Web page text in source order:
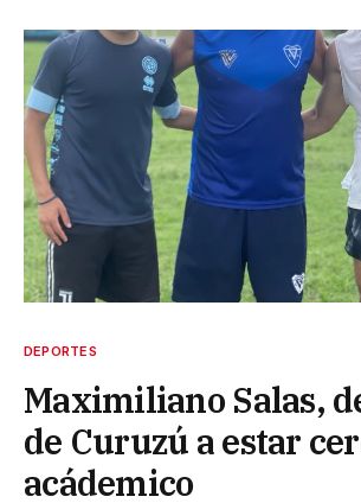
DEPORTES
Maximiliano Salas,
de Curuzú a estar
acádemico